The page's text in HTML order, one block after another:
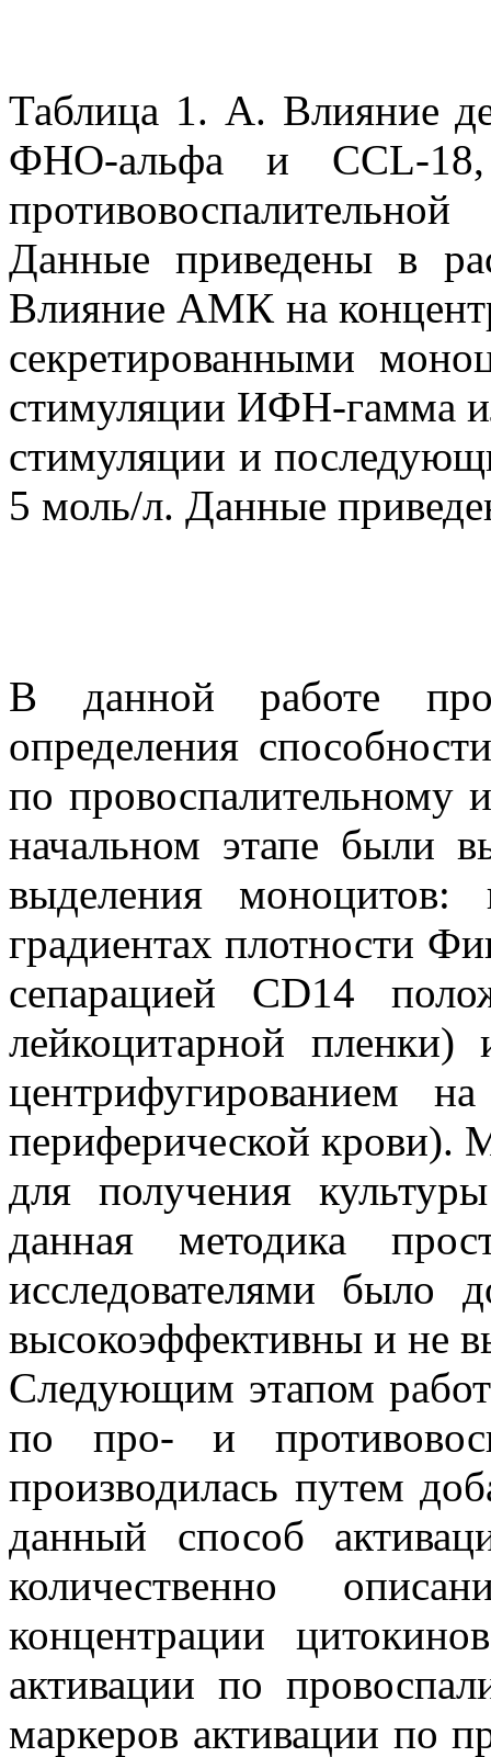
Таблица 1. А. Влияние
ФНО-альфа и CCL-18,
Данные приведены в
Влияние АМК на
секретированными
стимуляции ИФН-гамма
стимуляции и
5 моль/л. Данные
В данной работе
определения
по провоспалительному
начальном этапе были
выделения моноцитов:
градиентах плотности
сепарацией CD14
лейкоцитарной
центрифугированием
периферической крови).
для получения
данная методика
исследователями было
высокоэффективны и не
Следующим этапом
по про- и
производилась путем
данный способ
количественно
концентрации
активации по
маркеров активации по